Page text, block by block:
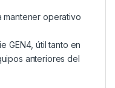
mantener operativo
GEN4, útil tanto en
anteriores del